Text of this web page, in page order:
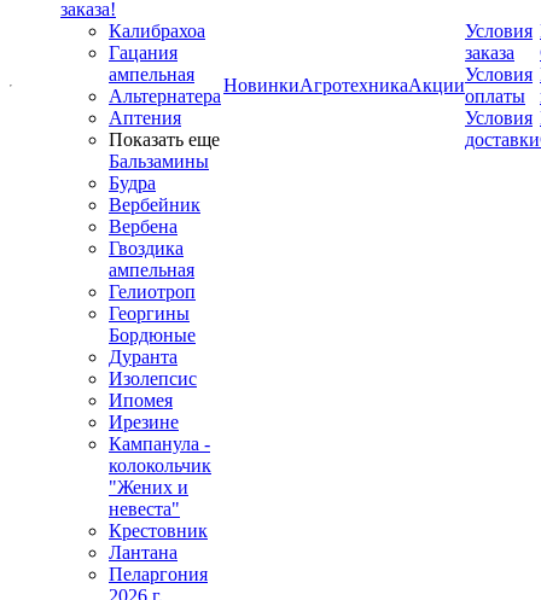
заказа!
Калибрахоа
Гацания
ампельная
Альтернатера
Аптения
Показать еще
Бальзамины
Будра
Вербейник
Вербена
Гвоздика
ампельная
Гелиотроп
Георгины
Бордюные
Дуранта
Изолепсис
Ипомея
Ирезине
Кампанула -
колокольчик
"Жених и
невеста"
Крестовник
Лантана
Пеларгония
2026 г.
НовинкиАгротехникаАкции
Условия
заказа
Условия
оплаты
Условия
доставки